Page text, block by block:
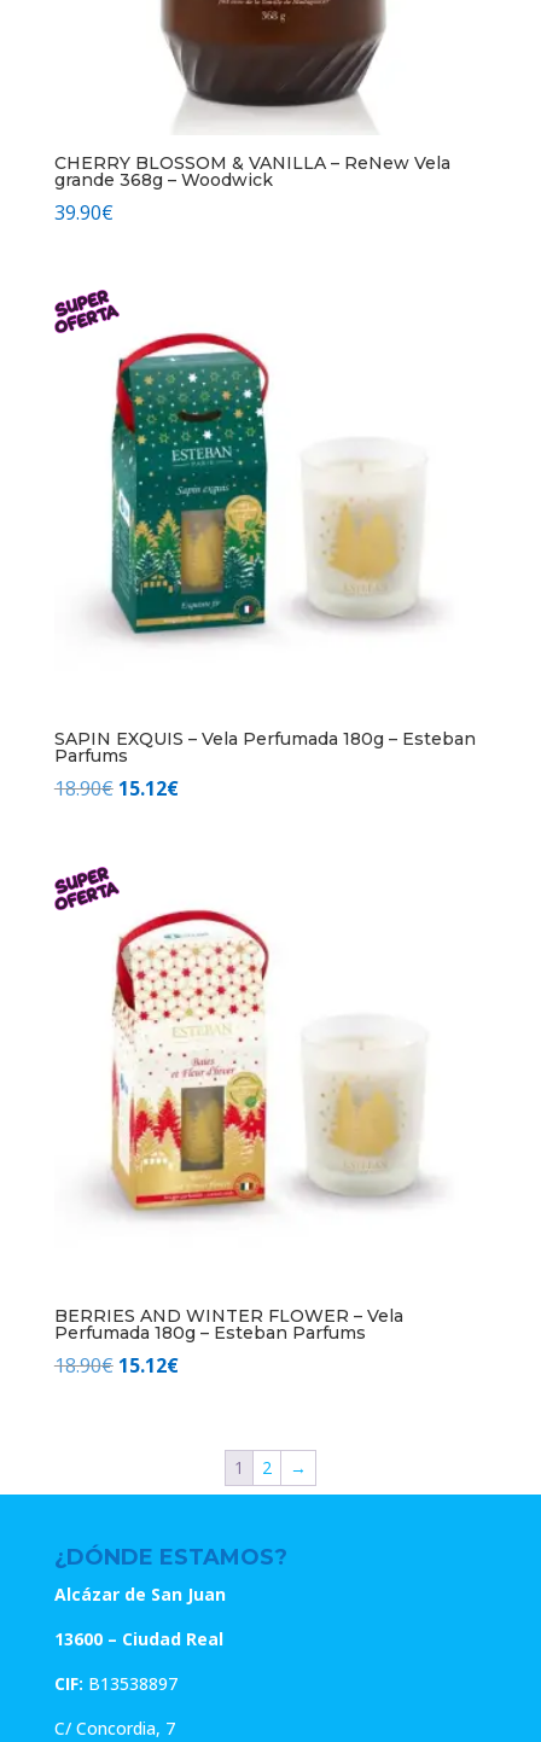
CHERRY BLOSSOM & VANILLA – ReNew Vela
grande 368g – Woodwick
39.90€
SAPIN EXQUIS – Vela Perfumada 180g – Esteban
Parfums
18.90€ El
era:
18.90€.
15.12€El
15.12€.
BERRIES AND WINTER FLOWER – Vela
Perfumada 180g – Esteban Parfums
18.90€ El
18.90€.
15.12€El
15.12€.
1 2 →
¿DÓNDE ESTAMOS?
Alcázar de San Juan
13600 – Ciudad Real
CIF: B13538897
C/ Concordia, 7